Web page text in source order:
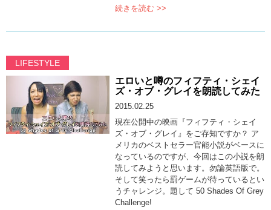
続きを読む >>
LIFESTYLE
エロいと噂のフィフティ・シェイ
ズ・オブ・グレイを朗読してみた
2015.02.25
現在公開中の映画『フィフティ・シェイ
ズ・オブ・グレイ』をご存知ですか？ ア
メリカのベストセラー官能小説がベースに
なっているのですが、今回はこの小説を朗
読してみようと思います。勿論英語版で。
そして笑ったら罰ゲームが待っているとい
うチャレンジ。題して 50 Shades Of Grey
Challenge!